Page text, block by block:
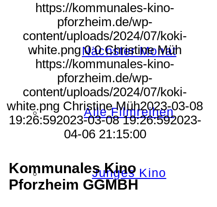
Nächster Monat
Alle Filmreihen
Junges Kino
https://kommunales-kino-
pforzheim.de/wp-
content/uploads/2024/07/koki-
white.png 0 0 Christine Müh
https://kommunales-kino-
pforzheim.de/wp-
content/uploads/2024/07/koki-
white.png Christine Müh2023-03-08
19:26:592023-03-08 19:26:592023-
04-06 21:15:00
Kommunales Kino
Pforzheim GGMBH